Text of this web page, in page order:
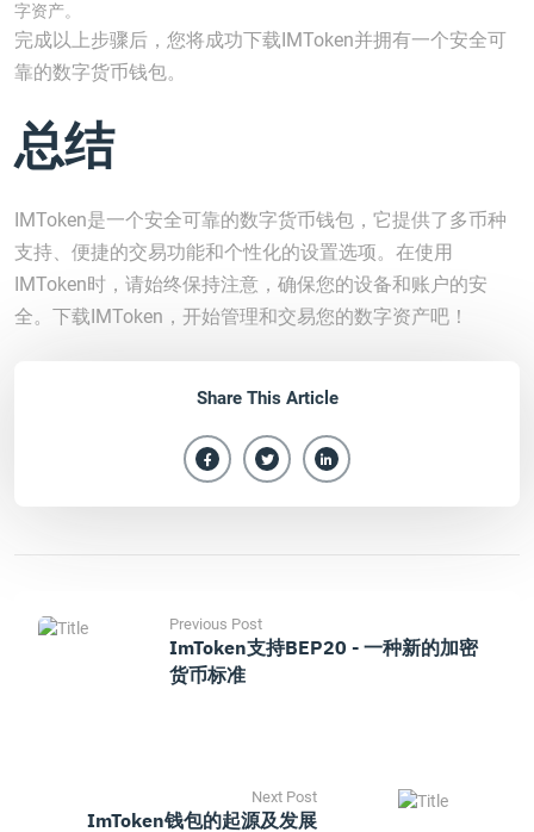
字资产。
完成以上步骤后，您将成功下载IMToken并拥有一个安全可
靠的数字货币钱包。
总结
IMToken是一个安全可靠的数字货币钱包，它提供了多币种
支持、便捷的交易功能和个性化的设置选项。在使用
IMToken时，请始终保持注意，确保您的设备和账户的安
全。下载IMToken，开始管理和交易您的数字资产吧！
Share This Article
Previous Post
ImToken支持BEP20 - 一种新的加密
货币标准
Next Post
ImToken钱包的起源及发展